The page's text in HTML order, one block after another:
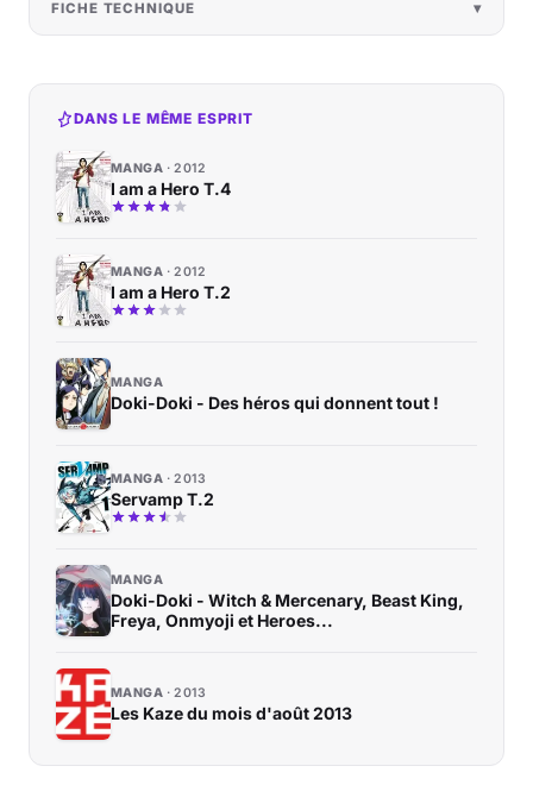
FICHE TECHNIQUE
DANS LE MÊME ESPRIT
MANGA 2012
I am a Hero T.4
MANGA 2012
I am a Hero T.2
MANGA
Doki-Doki - Des héros qui donnent tout !
MANGA 2013
Servamp T.2
MANGA
Doki-Doki - Witch & Mercenary, Beast King,
Freya, Onmyoji et Heroes...
MANGA 2013
Les Kaze du mois d'août 2013